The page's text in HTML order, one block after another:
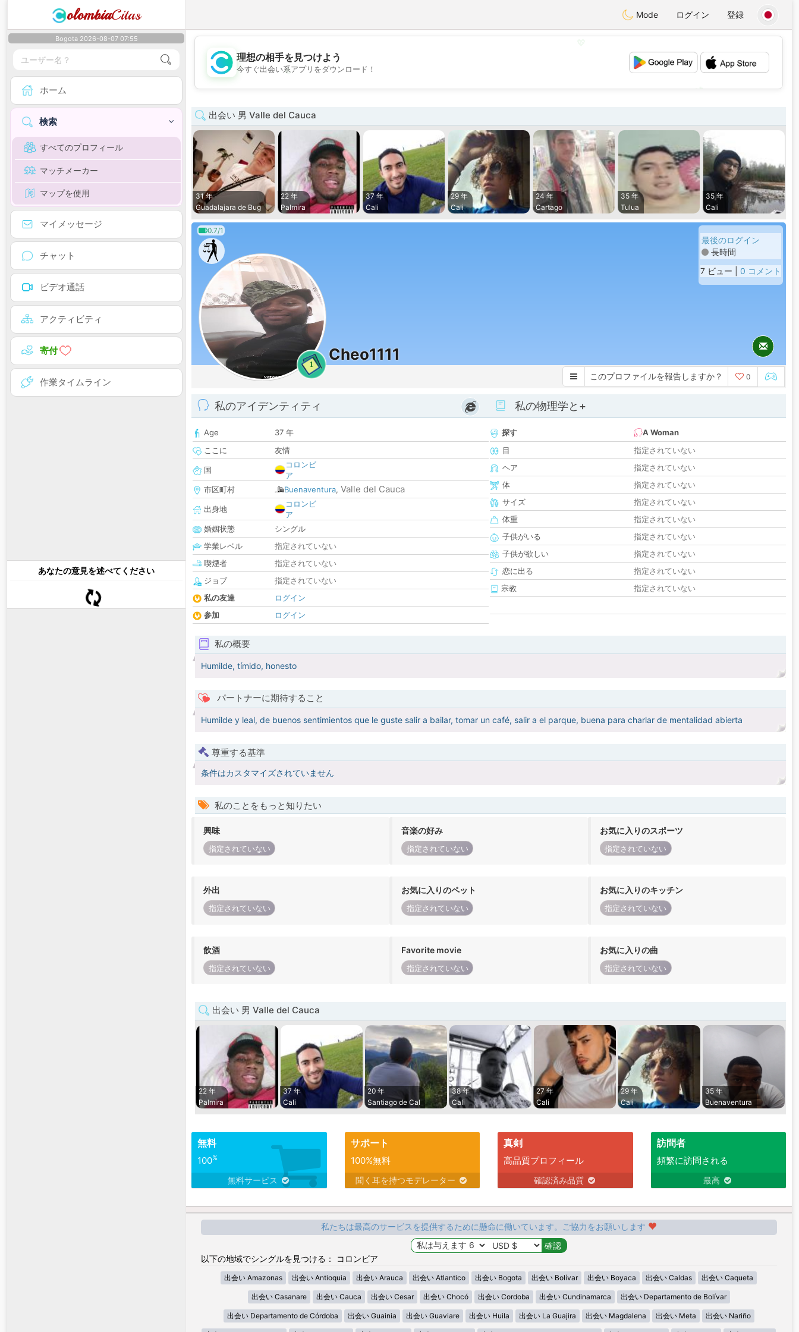
olombiaCitas Mode ログイン 登録
Bogota 2026-08-07 07:55
ホーム
検索
すべてのプロフィール
マッチメーカー
マップを使用
マイメッセージ
チャット
ビデオ通話
アクティビティ
寄付
作業タイムライン
あなたの意見を述べてください
💖
💕
理想の相手を見つけよう
今すぐ出会い系アプリをダウンロード！
出会い 男 Valle del Cauca
31 年
Guadalajara de Bug
22 年
Palmira
37 年
Cali
29 年
Cali
24 年
Cartago
35 年
Tulua
35 年
Cali
0.7/1
1
Cheo1111
最後のログイン
長時間
7 ビュー | 0 コメント
このプロファイルを報告しますか？ 0
私のアイデンティティ
Age
37 年
ここに
友情
国
コロンビ
ア
市区町村
Buenaventura, Valle del Cauca
出身地
コロンビ
ア
婚姻状態
シングル
学業レベル
指定されていない
喫煙者
指定されていない
ジョブ
指定されていない
私の友達
ログイン
参加
ログイン
私の物理学と+
探す
A Woman
目
指定されていない
ヘア
指定されていない
体
指定されていない
サイズ
指定されていない
体重
指定されていない
子供がいる
指定されていない
子供が欲しい
指定されていない
恋に出る
指定されていない
宗教
指定されていない
私の概要
Humilde, tímido, honesto
パートナーに期待すること
Humilde y leal, de buenos sentimientos que le guste salir a bailar, tomar un café, salir a el parque, buena para charlar de mentalidad abierta
尊重する基準
条件はカスタマイズされていません
私のことをもっと知りたい
興味
指定されていない
音楽の好み
指定されていない
お気に入りのスポーツ
指定されていない
外出
指定されていない
お気に入りのペット
指定されていない
お気に入りのキッチン
指定されていない
飲酒
指定されていない
Favorite movie
指定されていない
お気に入りの曲
指定されていない
出会い 男 Valle del Cauca
22 年
Palmira
37 年
Cali
20 年
Santiago de Cal
38 年
Cali
27 年
Cali
29 年
Cali
35 年
Buenaventura
無料
100%
無料サービス
サポート
100%無料
聞く耳を持つモデレーター
真剣
高品質プロフィール
確認済み品質
訪問者
頻繁に訪問される
最高
私たちは最高のサービスを提供するために懸命に働いています。ご協力をお願いします
以下の地域でシングルを見つける： コロンビア
出会い Amazonas 出会い Antioquia 出会い Arauca 出会い Atlantico 出会い Bogota 出会い Bolívar 出会い Boyaca 出会い Caldas 出会い Caqueta
出会い Casanare 出会い Cauca 出会い Cesar 出会い Chocó 出会い Cordoba 出会い Cundinamarca 出会い Departamento de Bolívar
出会い Departamento de Córdoba 出会い Guainia 出会い Guaviare 出会い Huila 出会い La Guajira 出会い Magdalena 出会い Meta 出会い Nariño